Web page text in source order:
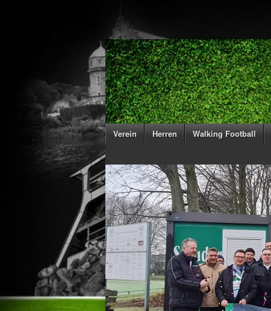
Verein Herren Walking Football